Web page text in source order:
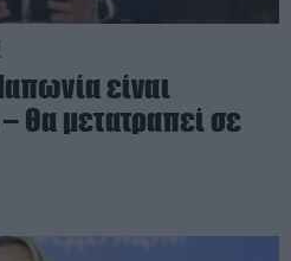
είναι
Θα μετατραπεί σε